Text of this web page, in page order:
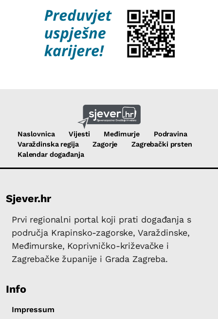
Naslovnica Vijesti Međimurje
Podravina
Varaždinska regija
Zagorje
Zagrebački prsten
Kalendar događanja
Sjever.hr
Prvi regionalni portal koji prati događanja s
područja Krapinsko-zagorske, Varaždinske,
Međimurske, Koprivničko-križevačke i
Zagrebačke županije i Grada Zagreba.
Info
Impressum